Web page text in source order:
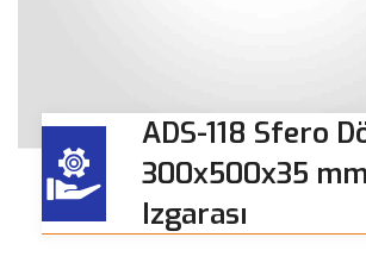
ADS-118 Sfero
300x500x35
Izgarası